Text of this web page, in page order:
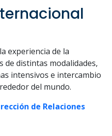
experiencia de la
de distintas modalidades,
intensivos e intercambio
del mundo.
de Relaciones